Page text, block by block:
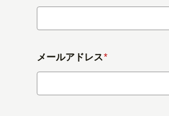
メールアドレス*